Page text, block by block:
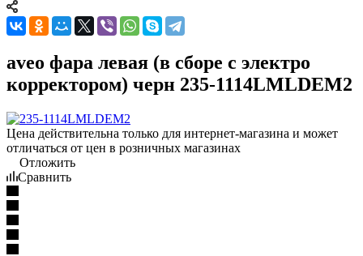
aveo фара левая (в сборе с электро
корректором) черн 235-1114LMLDEM2
Цена действительна только для интернет-магазина и может
отличаться от цен в розничных магазинах
Отложить
Сравнить